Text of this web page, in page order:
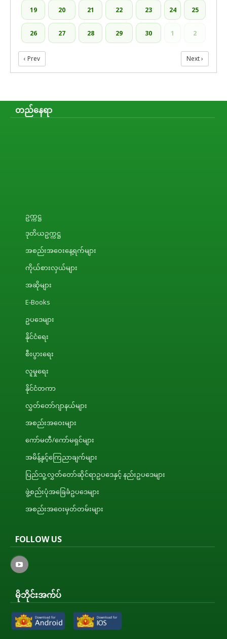
19 20 21 22 23 24 25
26 27 28 29 30 1 2
‹ Prev Next ›
တည်နေရာ
ဥက္ကဋ္ဌ
ဒုတိယဥက္ကဋ္ဌ
အစည်းအဝေးနေ့ရက်များ
ကိုယ်စားလှယ်များ
အဆိုများ
E-Books
ဥပဒေများ
နိုင်ငံရေး
စီးပွားရေး
လူမှုရေး
နိုင်ငံတကာ
လွှတ်တော်ဂျာနယ်များ
အစည်းအဝေးများ
ကော်မတီ/ကော်မရှင်များ
အမိန့်နှင့်ကြေညာချက်များ
ပြည်သူ့လွှတ်တော်ဆိုင်ရာဥပဒေနှင့် နည်းဥပဒေများ
ဖွဲ့စည်းပုံအခြေခံဥပဒေများ
အစည်းအဝေးမှတ်တမ်းများ
FOLLOW US
မိုဘိုင်းအက်ပ်